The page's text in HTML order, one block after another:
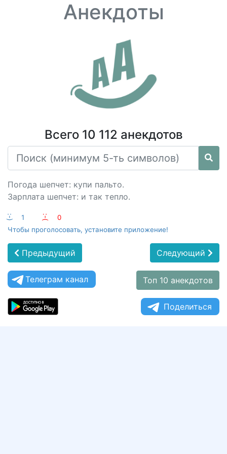
Анекдоты
Всего 10 112 анекдотов
Погода шепчет: купи пальто.
Зарплата шепчет: и так тепло.
:-) 1 :-(
0
Чтобы проголосовать, установите приложение!
Предыдущий Следующий
Телеграм канал Топ 10 анекдотов
Поделиться